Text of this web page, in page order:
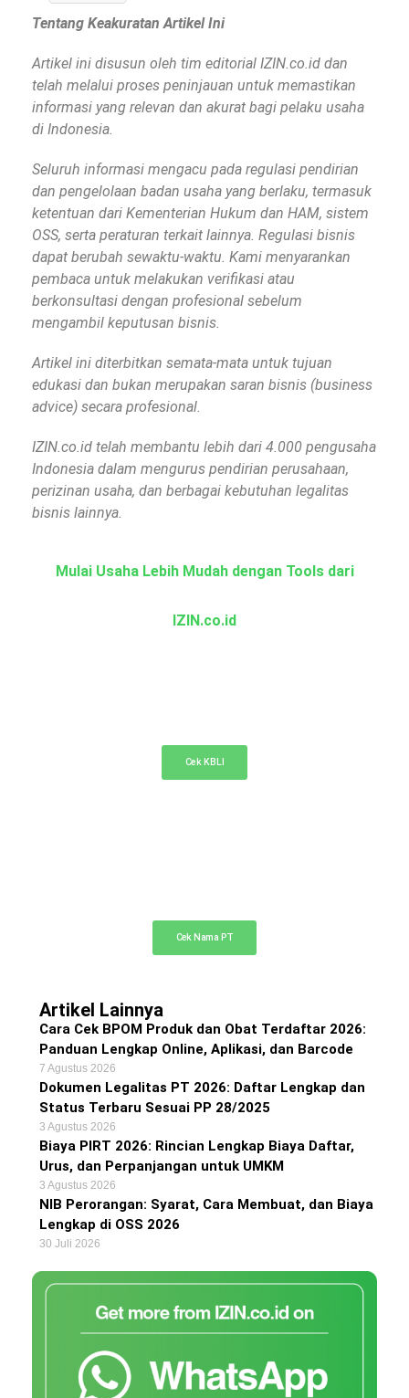
Tentang Keakuratan Artikel Ini
Artikel ini disusun oleh tim editorial IZIN.co.id dan
telah melalui proses peninjauan untuk memastikan
informasi yang relevan dan akurat bagi pelaku usaha
di Indonesia.
Seluruh informasi mengacu pada regulasi pendirian
dan pengelolaan badan usaha yang berlaku, termasuk
ketentuan dari Kementerian Hukum dan HAM, sistem
OSS, serta peraturan terkait lainnya. Regulasi bisnis
dapat berubah sewaktu-waktu. Kami menyarankan
pembaca untuk melakukan verifikasi atau
berkonsultasi dengan profesional sebelum
mengambil keputusan bisnis.
Artikel ini diterbitkan semata-mata untuk tujuan
edukasi dan bukan merupakan saran bisnis (business
advice) secara profesional.
IZIN.co.id telah membantu lebih dari 4.000 pengusaha
Indonesia dalam mengurus pendirian perusahaan,
perizinan usaha, dan berbagai kebutuhan legalitas
bisnis lainnya.
Mulai Usaha Lebih Mudah dengan Tools dari
IZIN.co.id
Cek KBLI
Cek Nama PT
Artikel Lainnya
Cara Cek BPOM Produk dan Obat Terdaftar 2026:
Panduan Lengkap Online, Aplikasi, dan Barcode
7 Agustus 2026
Dokumen Legalitas PT 2026: Daftar Lengkap dan
Status Terbaru Sesuai PP 28/2025
3 Agustus 2026
Biaya PIRT 2026: Rincian Lengkap Biaya Daftar,
Urus, dan Perpanjangan untuk UMKM
3 Agustus 2026
NIB Perorangan: Syarat, Cara Membuat, dan Biaya
Lengkap di OSS 2026
30 Juli 2026